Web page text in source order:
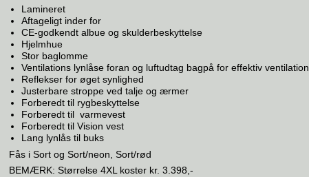
Lamineret
Aftageligt inder for
CE-godkendt albue og skulderbeskyttelse
Hjelmhue
Stor baglomme
Ventilations lynlåse foran og luftudtag bagpå for effektiv ventilation
Reflekser for øget synlighed
Justerbare stroppe ved talje og ærmer
Forberedt til rygbeskyttelse
Forberedt til varmevest
Forberedt til Vision vest
Lang lynlås til buks
Fås i Sort og Sort/neon, Sort/rød
BEMÆRK: Størrelse 4XL koster kr. 3.398,-